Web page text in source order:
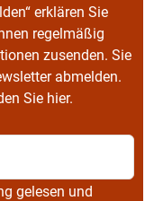
erklären Sie
regelmäßig
zusenden. Sie
abmelden.
Sie hier.
gelesen und